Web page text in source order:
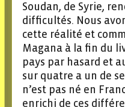
Soudan, de Syrie,
difficultés. Nous
cette réalité et
Magana à la fin du
pays par hasard et
sur quatre a un de
n’est pas né en
enrichi de ces